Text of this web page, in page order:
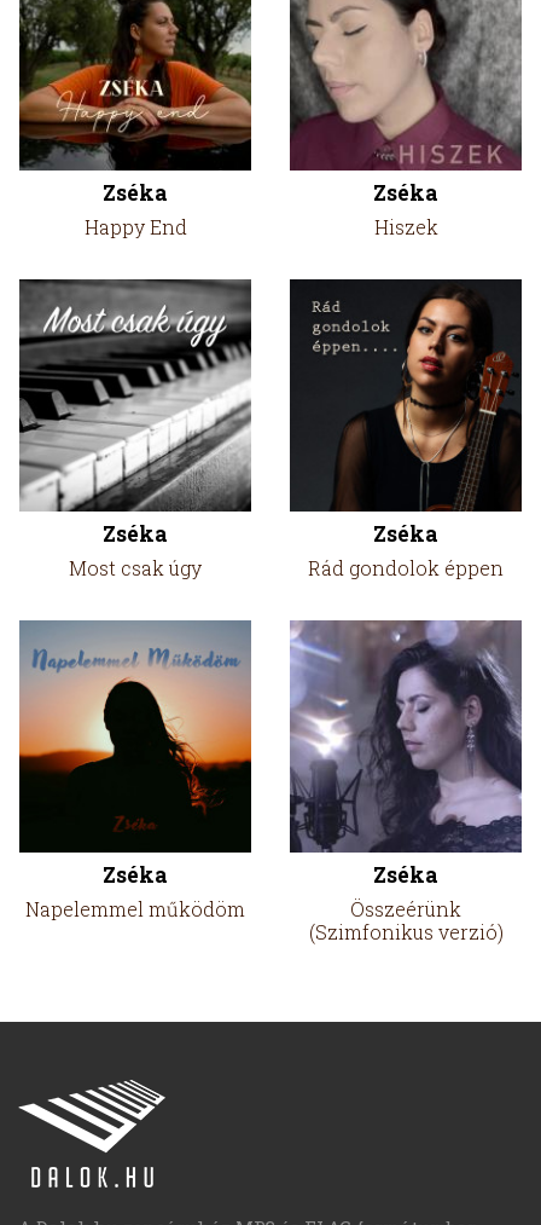
Zséka
Happy End
Zséka
Hiszek
Zséka
Most csak úgy
Zséka
Rád gondolok éppen
Zséka
Napelemmel működöm
Zséka
Összeérünk
(Szimfonikus verzió)